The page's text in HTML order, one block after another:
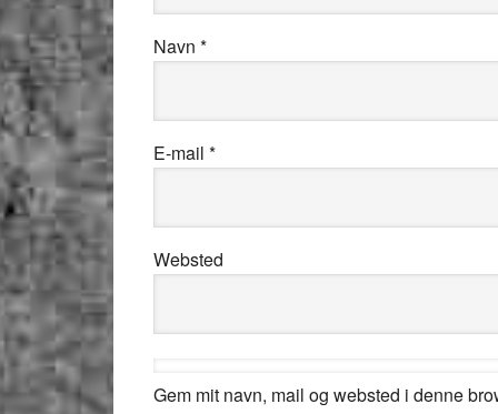
Navn *
E-mail *
Websted
Gem mit navn, mail og websted i denne